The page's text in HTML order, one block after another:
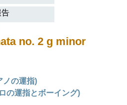
告
no. 2 g minor
ノの運指)
の運指とボーイング)